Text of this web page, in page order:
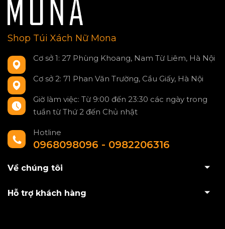
Shop Túi Xách Nữ Mona
Cơ sở 1: 27 Phùng Khoang, Nam Từ Liêm, Hà Nội
Cơ sở 2: 71 Phan Văn Trường, Cầu Giấy, Hà Nội
Giờ làm việc: Từ 9:00 đến 23:30 các ngày trong
tuần từ Thứ 2 đến Chủ nhật
Hotline
0968098096 - 0982206316
Về chúng tôi
Hỗ trợ khách hàng